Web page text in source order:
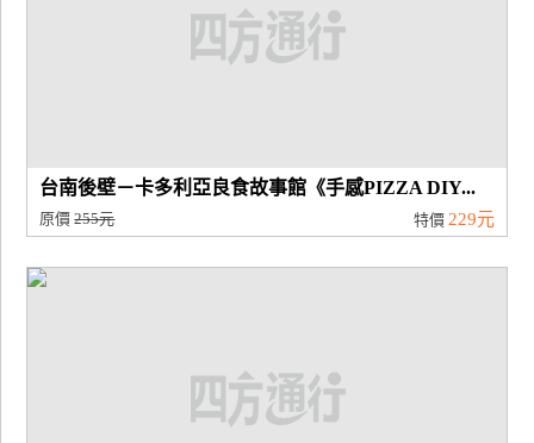
台南後壁－卡多利亞良食故事館《手感PIZZA DIY...
原價255元 特價 229元